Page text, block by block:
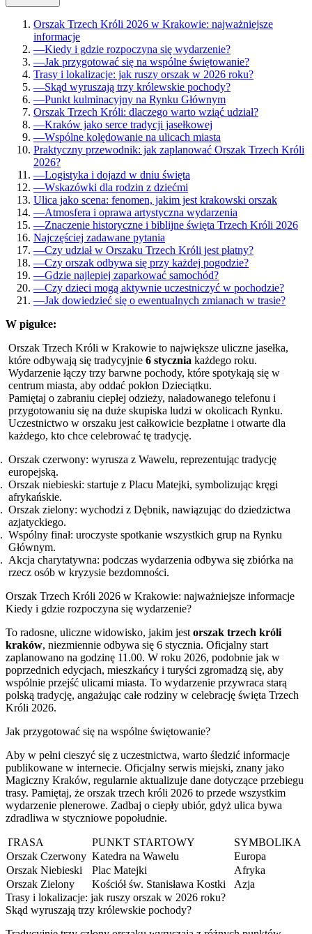
Orszak Trzech Króli 2026 w Krakowie: najważniejsze
informacje
—Kiedy i gdzie rozpoczyna się wydarzenie?
—Jak przygotować się na wspólne świętowanie?
Trasy i lokalizacje: jak ruszy orszak w 2026 roku?
—Skąd wyruszają trzy królewskie pochody?
—Punkt kulminacyjny na Rynku Głównym
Orszak Trzech Króli: dlaczego warto wziąć udział?
—Kraków jako serce tradycji jasełkowej
—Wspólne kolędowanie na ulicach miasta
Praktyczny przewodnik: jak zaplanować Orszak Trzech Króli
2026?
—Logistyka i dojazd w dniu święta
—Wskazówki dla rodzin z dziećmi
Ulica jako scena: fenomen, jakim jest krakowski orszak
—Atmosfera i oprawa artystyczna wydarzenia
—Znaczenie historyczne i biblijne święta Trzech Króli 2026
Najczęściej zadawane pytania
—Czy udział w Orszaku Trzech Króli jest płatny?
—Czy orszak odbywa się przy każdej pogodzie?
—Gdzie najlepiej zaparkować samochód?
—Czy dzieci mogą aktywnie uczestniczyć w pochodzie?
—Jak dowiedzieć się o ewentualnych zmianach w trasie?
W pigułce:
Orszak Trzech Króli w Krakowie to największe uliczne jasełka,
które odbywają się tradycyjnie 6 stycznia każdego roku.
Wydarzenie łączy trzy barwne pochody, które spotykają się w
centrum miasta, aby oddać pokłon Dzieciątku.
Pamiętaj o zabraniu ciepłej odzieży, naładowanego telefonu i
przygotowaniu się na duże skupiska ludzi w okolicach Rynku.
Uczestnictwo w orszaku jest całkowicie bezpłatne i otwarte dla
każdego, kto chce celebrować tę tradycję.
Orszak czerwony: wyrusza z Wawelu, reprezentując tradycję
europejską.
Orszak niebieski: startuje z Placu Matejki, symbolizując kręgi
afrykańskie.
Orszak zielony: wychodzi z Dębnik, nawiązując do dziedzictwa
azjatyckiego.
Wspólny finał: uroczyste spotkanie wszystkich grup na Rynku
Głównym.
Akcja charytatywna: podczas wydarzenia odbywa się zbiórka na
rzecz osób w kryzysie bezdomności.
Orszak Trzech Króli 2026 w Krakowie: najważniejsze informacje
Kiedy i gdzie rozpoczyna się wydarzenie?
To radosne, uliczne widowisko, jakim jest orszak trzech króli
kraków, niezmiennie odbywa się 6 stycznia. Oficjalny start
zaplanowano na godzinę 11.00. W roku 2026, podobnie jak w
poprzednich edycjach, mieszkańcy i turyści zgromadzą się, aby
wspólnie przejść ulicami miasta. To wydarzenie przywraca starą
polską tradycję, angażując całe rodziny w celebrację święta Trzech
Króli 2026.
Jak przygotować się na wspólne świętowanie?
Aby w pełni cieszyć się z uczestnictwa, warto śledzić informacje
publikowane w internecie. Oficjalny serwis miejski, znany jako
Magiczny Kraków, regularnie aktualizuje dane dotyczące przebiegu
trasy. Pamiętaj, że orszak trzech króli 2026 to przede wszystkim
wydarzenie plenerowe. Zadbaj o ciepły ubiór, gdyż ulica bywa
zdradliwa w styczniowe popołudnie.
TRASA PUNKT STARTOWY
SYMBOLIKA
Orszak Czerwony Katedra na Wawelu
Europa
Orszak Niebieski
Plac Matejki
Afryka
Orszak Zielony
Kościół św. Stanisława Kostki
Azja
Trasy i lokalizacje: jak ruszy orszak w 2026 roku?
Skąd wyruszają trzy królewskie pochody?